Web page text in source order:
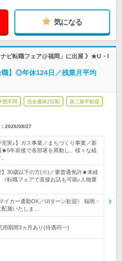
気になる
ビ転職フェア@福岡」に出展 》★U・I
】◎年休124日／残業月平均
歴不問 完全週休2日制 第二新卒歓迎
2026/08/27
充実♪】ガス事業／まちづくり事業／新
★5年前後で各部署を異動し、様々な経
】30歳以下の方(※)／要普通免許★未経
転職フェアで直接お話も可能♪人物重
イカー通勤OK／UIターン歓迎》 福岡・
属いたしま…
期間3ヵ月あり(待遇同一)